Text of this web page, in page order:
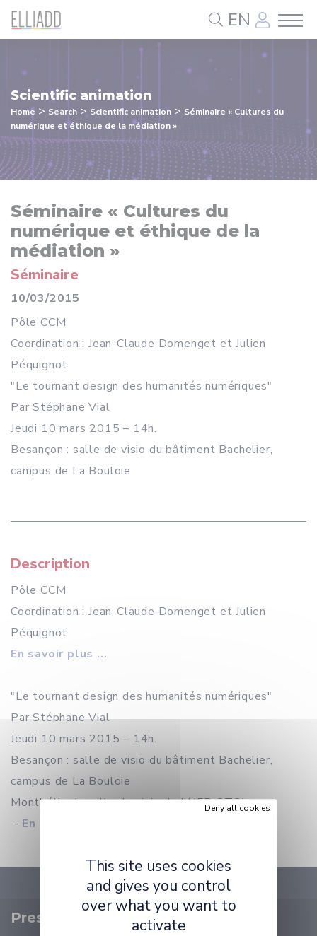
EN
Scientific animation
Home > Search > Scientific animation > Séminaire « Cultures du
numérique et éthique de la médiation »
Séminaire « Cultures du
numérique et éthique de la
médiation »
Séminaire
10/03/2015
Pôle CCM
Coordination : Jean-Claude Domenget et Julien
Péquignot
"Le tournant design des humanités numériques"
Par Stéphane Vial
Jeudi 10 mars 2015 – 14h.
Besançon : salle de visio du bâtiment Bachelier,
campus de La Bouloie
Description
Pôle CCM
Coordination : Jean-Claude Domenget et Julien
Péquignot
En savoir plus ...
"Le tournant design des humanités numériques"
Par Stéphane Vial
Jeudi 10 mars 2015 – 14h.
Besançon : salle de visio du bâtiment Bachelier,
campus de La Bouloie
Montbéliard : salle de visio de l'UFR-STGI
- En savoir plus ...
Presentation
Cookies management panel
This site uses cookies
and gives you control
over what you want to
activate
Deny all cookies